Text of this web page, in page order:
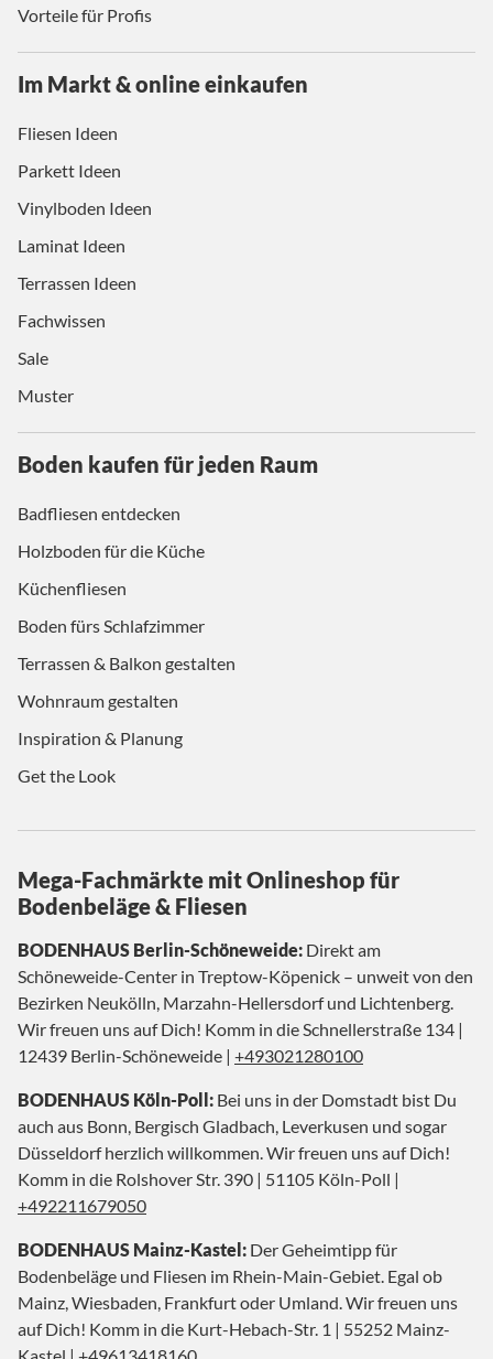
Vorteile für Profis
Im Markt & online einkaufen
Fliesen Ideen
Parkett Ideen
Vinylboden Ideen
Laminat Ideen
Terrassen Ideen
Fachwissen
Sale
Muster
Boden kaufen für jeden Raum
Badfliesen entdecken
Holzboden für die Küche
Küchenfliesen
Boden fürs Schlafzimmer
Terrassen & Balkon gestalten
Wohnraum gestalten
Inspiration & Planung
Get the Look
Mega-Fachmärkte mit Onlineshop für
Bodenbeläge & Fliesen
BODENHAUS Berlin-Schöneweide: Direkt am
Schöneweide-Center in Treptow-Köpenick – unweit von den
Bezirken Neukölln, Marzahn-Hellersdorf und Lichtenberg.
Wir freuen uns auf Dich! Komm in die Schnellerstraße 134 |
12439 Berlin-Schöneweide | +493021280100
BODENHAUS Köln-Poll: Bei uns in der Domstadt bist Du
auch aus Bonn, Bergisch Gladbach, Leverkusen und sogar
Düsseldorf herzlich willkommen. Wir freuen uns auf Dich!
Komm in die Rolshover Str. 390 | 51105 Köln-Poll |
+492211679050
BODENHAUS Mainz-Kastel: Der Geheimtipp für
Bodenbeläge und Fliesen im Rhein-Main-Gebiet. Egal ob
Mainz, Wiesbaden, Frankfurt oder Umland. Wir freuen uns
auf Dich! Komm in die Kurt-Hebach-Str. 1 | 55252 Mainz-